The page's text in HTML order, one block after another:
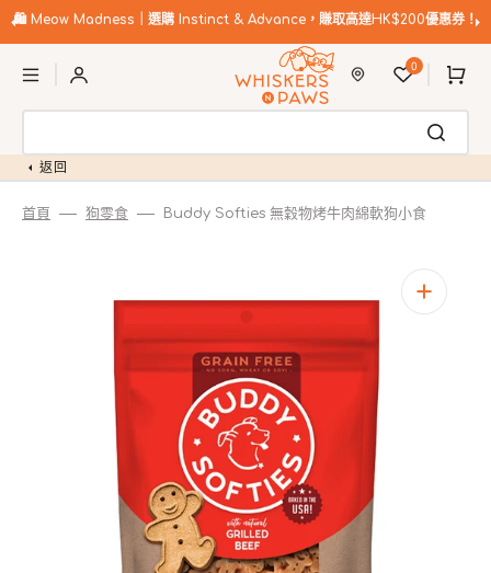
至
容
🛍️ Meow Madness｜選購 Instinct & Advance，賺取高達HK$200優惠券！
0
購
物
返回
首頁 狗零食 Buddy Softies 無穀物烤牛肉綿軟狗小食
開
啟
圖
庫
檢